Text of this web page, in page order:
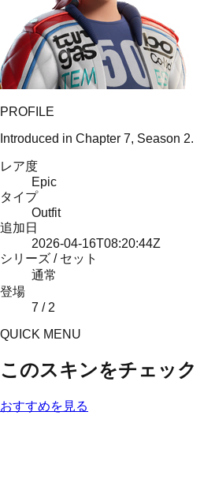
PROFILE
Introduced in Chapter 7, Season 2.
レア度
Epic
タイプ
Outfit
追加日
2026-04-16T08:20:44Z
シリーズ / セット
通常
登場
7 / 2
QUICK MENU
このスキンをチェック
おすすめを見る